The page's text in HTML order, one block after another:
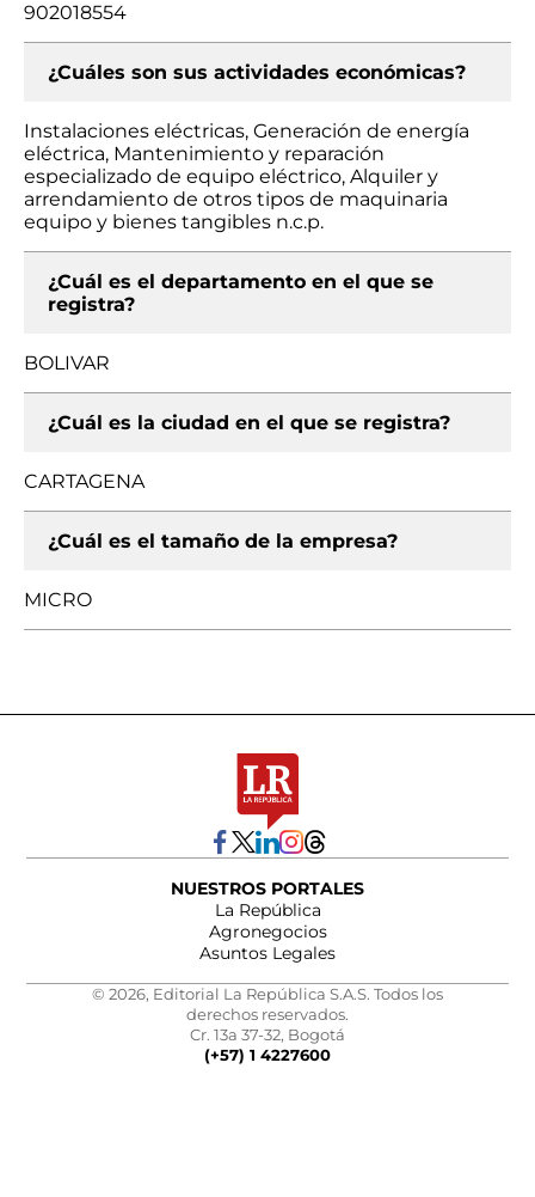
902018554
¿Cuáles son sus actividades económicas?
Instalaciones eléctricas, Generación de energía
eléctrica, Mantenimiento y reparación
especializado de equipo eléctrico, Alquiler y
arrendamiento de otros tipos de maquinaria
equipo y bienes tangibles n.c.p.
¿Cuál es el departamento en el que se
registra?
BOLIVAR
¿Cuál es la ciudad en el que se registra?
CARTAGENA
¿Cuál es el tamaño de la empresa?
MICRO
NUESTROS PORTALES
La República
Agronegocios
Asuntos Legales
© 2026, Editorial La República S.A.S. Todos los
derechos reservados.
Cr. 13a 37-32, Bogotá
(+57) 1 4227600